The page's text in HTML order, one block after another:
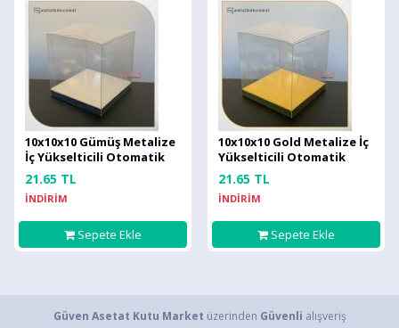
10x10x10 Gümüş Metalize
İç Yükselticili Otomatik
Asetat Kutu
21.65 TL
İNDİRİM
Sepete Ekle
10x10x10 Gold Metalize İç
Yükselticili Otomatik
Asetat Kutu
21.65 TL
İNDİRİM
Sepete Ekle
Güven Asetat Kutu Market üzerinden Güvenli alışveriş